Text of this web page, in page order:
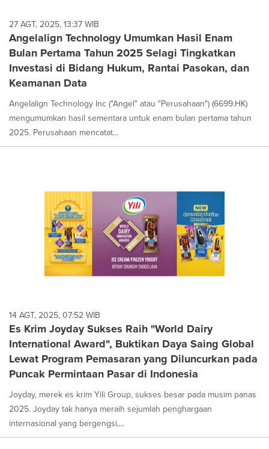
27 AGT, 2025, 13:37 WIB
Angelalign Technology Umumkan Hasil Enam
Bulan Pertama Tahun 2025 Selagi Tingkatkan
Investasi di Bidang Hukum, Rantai Pasokan, dan
Keamanan Data
Angelalign Technology Inc ("Angel" atau "Perusahaan") (6699.HK)
mengumumkan hasil sementara untuk enam bulan pertama tahun
2025. Perusahaan mencatat...
14 AGT, 2025, 07:52 WIB
Es Krim Joyday Sukses Raih "World Dairy
International Award", Buktikan Daya Saing Global
Lewat Program Pemasaran yang Diluncurkan pada
Puncak Permintaan Pasar di Indonesia
Joyday, merek es krim Yili Group, sukses besar pada musim panas
2025. Joyday tak hanya meraih sejumlah penghargaan
internasional yang bergengsi,...